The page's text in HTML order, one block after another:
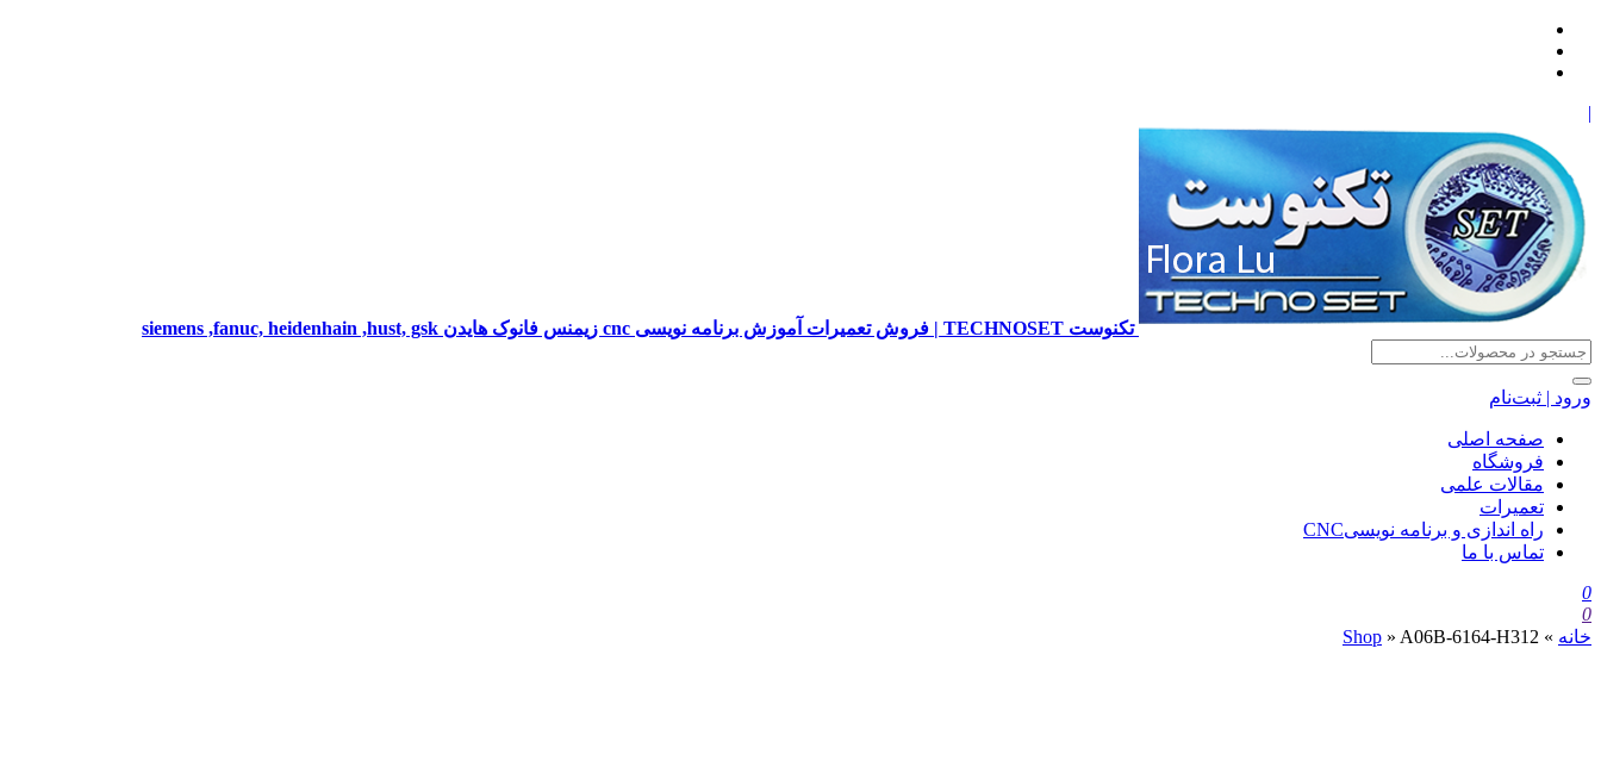
|
تکنوست TECHNOSET | فروش تعمیرات آموزش برنامه نویسی cnc زیمنس فانوک هایدن siemens ,fanuc, heidenhain ,hust, gsk
ورود | ثبت‌نام
صفحه اصلی
فروشگاه
مقالات علمی
تعمیرات
راه اندازی و برنامه نویسیCNC
تماس با ما
0
0
خانه »
Shop » A06B-6164-H312